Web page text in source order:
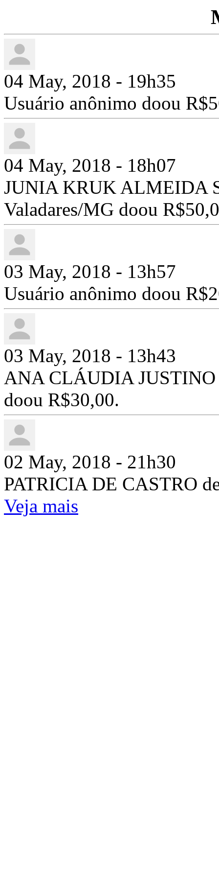
04 May, 2018 - 19h35
Usuário anônimo doou
04 May, 2018 - 18h07
JUNIA KRUK ALMEIDA
Valadares/MG doou
03 May, 2018 - 13h57
Usuário anônimo doou
03 May, 2018 - 13h43
ANA CLÁUDIA
doou R$30,00.
02 May, 2018 - 21h30
PATRICIA DE CASTRO
Veja mais